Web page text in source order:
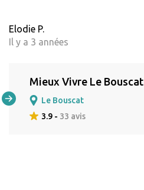
Elodie P.
Il y a 3 années
Mieux Vivre Le Bouscat
Le Bouscat
3.9 - 33 avis